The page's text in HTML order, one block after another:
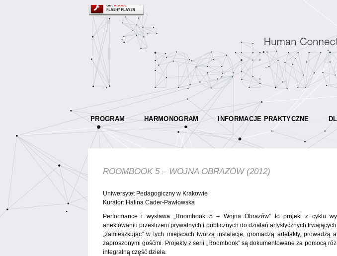
PROGRAM HARMONOGRAM INFORMACJE PRAKTYCZNE
ROOMBOOK 5 – WOJNA OBRAZÓW (2012)
Uniwersytet Pedagogiczny w Krakowie
Kurator: Halina Cader-Pawłowska
Performance i wystawa „Roombook 5 – Wojna Obrazów” to projekt z cyklu
anektowaniu przestrzeni prywatnych i publicznych do działań artystycznych
„zamieszkując” w tych miejscach tworzą instalacje, gromadzą artefakty, prowadzą
zaproszonymi gośćmi. Projekty z serii „Roombook” są dokumentowane za pomocą
integralną część dzieła.